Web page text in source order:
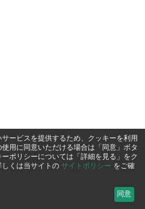
ービスを提供するため、クッキーを利用
用に同意いただける場合は「同意」ボタ
ポリシーについては「詳細を見る」をク
しくは当サイトの サイトポリシー をご確
同意